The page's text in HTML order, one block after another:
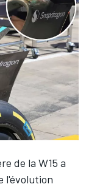
de la W15 a
l'évolution